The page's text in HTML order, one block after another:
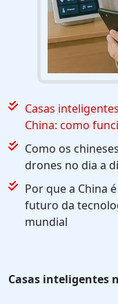
Casas
China: como
Como os
drones no dia a
Por que a China
futuro da
mundial
Casas inteligentes